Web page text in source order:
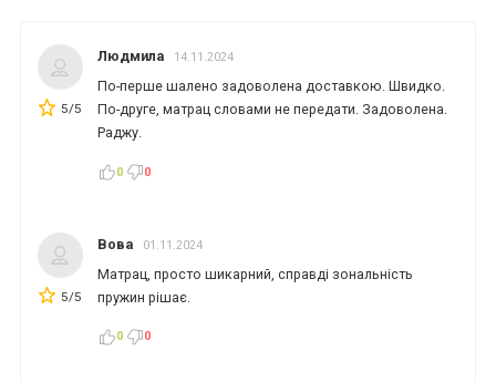
5/5
Людмила 14.11.2024
По-перше шалено задоволена доставкою. Швидко.
По-друге, матрац словами не передати. Задоволена.
Раджу.
0 0
5/5
Вова 01.11.2024
Матрац, просто шикарний, справді зональність
пружин рішає.
0 0
*
*
*